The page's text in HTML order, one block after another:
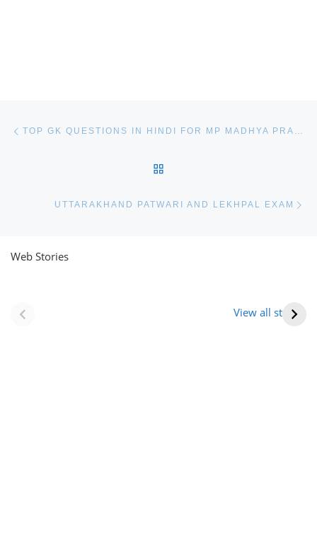
TOP GK QUESTIONS IN HINDI FOR MP MADHYA PRADESH
UTTARAKHAND PATWARI AND LEKHPAL EXAM
Web Stories
View all stories
(राजस्थान) |
Formation Of New
आभूषण (women’s